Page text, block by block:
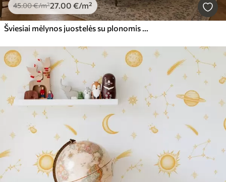
45.00€/m²27.00 €/m²
Šviesiai mėlynos juostelės su plonomis tamsiomis linijomis